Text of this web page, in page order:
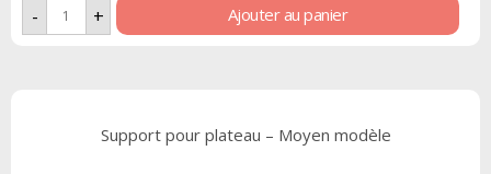
- + Ajouter au panier
Support pour plateau – Moyen modèle